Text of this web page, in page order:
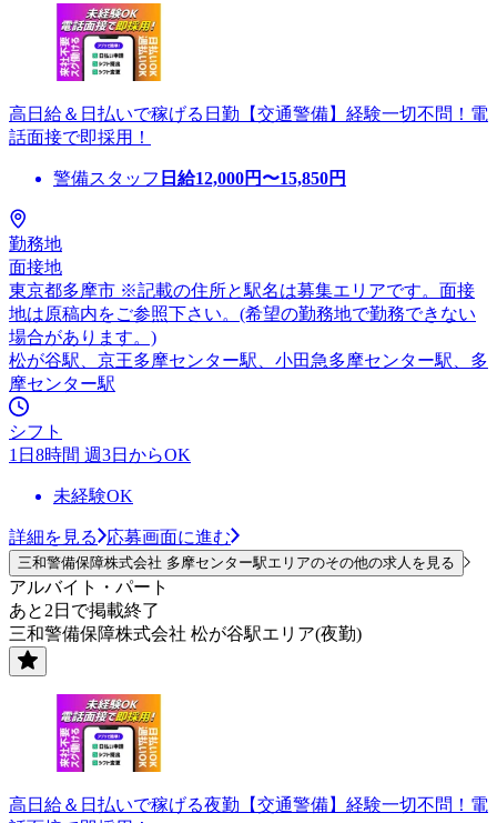
高日給＆日払いで稼げる日勤【交通警備】経験一切不問！電
話面接で即採用！
警備スタッフ 日給12,000円〜15,850円
勤務地
面接地
東京都多摩市 ※記載の住所と駅名は募集エリアです。面接
地は原稿内をご参照下さい。(希望の勤務地で勤務できない
場合があります。)
松が谷駅、京王多摩センター駅、小田急多摩センター駅、多
摩センター駅
シフト
1日8時間 週3日からOK
未経験OK
詳細を見る 応募画面に進む
三和警備保障株式会社 多摩センター駅エリアのその他の求人を見る
アルバイト・パート
あと2日で掲載終了
三和警備保障株式会社 松が谷駅エリア(夜勤)
高日給＆日払いで稼げる夜勤【交通警備】経験一切不問！電